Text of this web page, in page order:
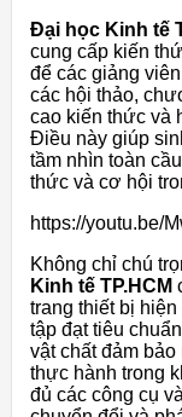
Đại học Kinh tế
cung cấp kiến
để các giảng
các hội thảo,
cao kiến thức và
Điều này giúp
tầm nhìn toàn
thức và cơ hội
https://youtu.be/
Không chỉ chú
Kinh tế TP.HCM
trang thiết bị
tập đạt tiêu
vật chất đảm
thực hành trong
đủ các công cụ